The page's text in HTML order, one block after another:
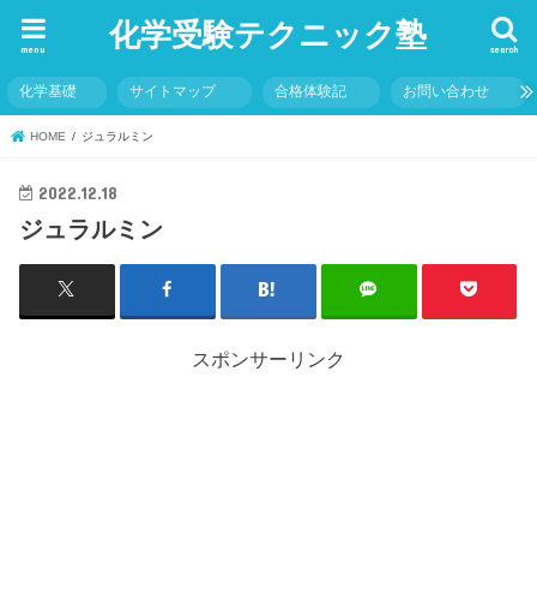
化学受験テクニック塾 search
menu
化学基礎 サイトマップ 合格体験記 お問い合わせ
HOME ジュラルミン
2022.12.18
ジュラルミン
スポンサーリンク